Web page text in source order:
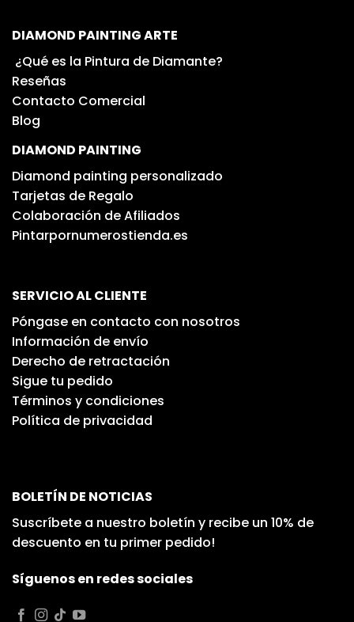
DIAMOND PAINTING ARTE
¿Qué es la Pintura de Diamante?
Reseñas
Contacto Comercial
Blog
DIAMOND PAINTING
Diamond painting personalizado
Tarjetas de Regalo
Colaboración de Afiliados
Pintarpornumerostienda.es
SERVICIO AL CLIENTE
Póngase en contacto con nosotros
Información de envío
Derecho de retractación
Sigue tu pedido
Términos y condiciones
Política de privacidad
BOLETÍN DE NOTICIAS
Suscríbete a nuestro boletín y recibe un 10% de
descuento en tu primer pedido!
Síguenos en redes sociales